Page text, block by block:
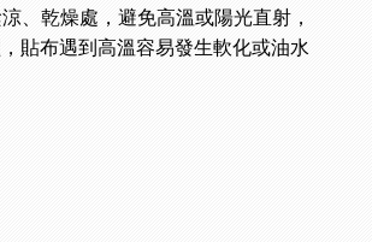
、乾燥處，避免高溫或陽光直射，
貼布遇到高溫容易發生軟化或油水